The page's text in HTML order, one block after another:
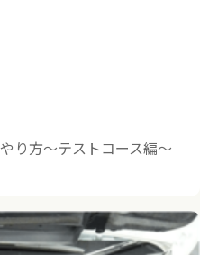
り方～テストコース編～